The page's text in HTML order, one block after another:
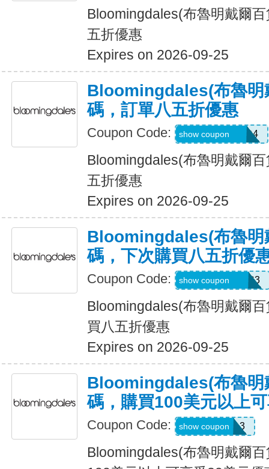
Bloomingdales(布魯明戴爾
五折優惠
Expires on 2026-09-25
Bloomingdales(布魯明
碼，訂單八五折優惠
Coupon Code: Z6H7VX4C47D4
show coupon
Bloomingdales(布魯明戴爾
五折優惠
Expires on 2026-09-25
Bloomingdales(布魯明
碼，下次購買八五折優
Coupon Code: Z75MB3Y8PHC3
show coupon
Bloomingdales(布魯明戴爾
買八五折優惠
Expires on 2026-09-25
Bloomingdales(布魯明
碼，購買100美元以上
Coupon Code: KW3628L3
show coupon
Bloomingdales(布魯明戴爾